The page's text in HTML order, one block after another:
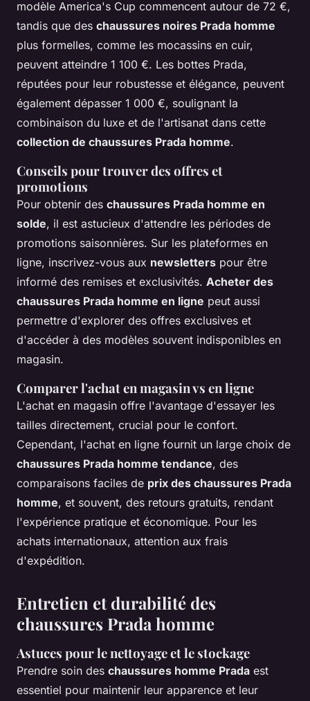
modèle America's Cup commencent autour de 72 €,
tandis que des chaussures noires Prada homme
plus formelles, comme les mocassins en cuir,
peuvent atteindre 1 100 €. Les bottes Prada,
réputées pour leur robustesse et élégance, peuvent
également dépasser 1 000 €, soulignant la
combinaison du luxe et de l'artisanat dans cette
collection de chaussures Prada homme.
Conseils pour trouver des offres et
promotions
Pour obtenir des chaussures Prada homme en
solde, il est astucieux d'attendre les périodes de
promotions saisonnières. Sur les plateformes en
ligne, inscrivez-vous aux newsletters pour être
informé des remises et exclusivités. Acheter des
chaussures Prada homme en ligne peut aussi
permettre d'explorer des offres exclusives et
d'accéder à des modèles souvent indisponibles en
magasin.
Comparer l'achat en magasin vs en ligne
L'achat en magasin offre l'avantage d'essayer les
tailles directement, crucial pour le confort.
Cependant, l'achat en ligne fournit un large choix de
chaussures Prada homme tendance, des
comparaisons faciles de prix des chaussures Prada
homme, et souvent, des retours gratuits, rendant
l'expérience pratique et économique. Pour les
achats internationaux, attention aux frais
d'expédition.
Entretien et durabilité des
chaussures Prada homme
Astuces pour le nettoyage et le stockage
Prendre soin des chaussures homme Prada est
essentiel pour maintenir leur apparence et leur